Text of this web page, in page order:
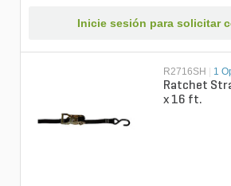
Inicie sesión para solicitar
R2716SH 1
Ratchet
x 16 ft.